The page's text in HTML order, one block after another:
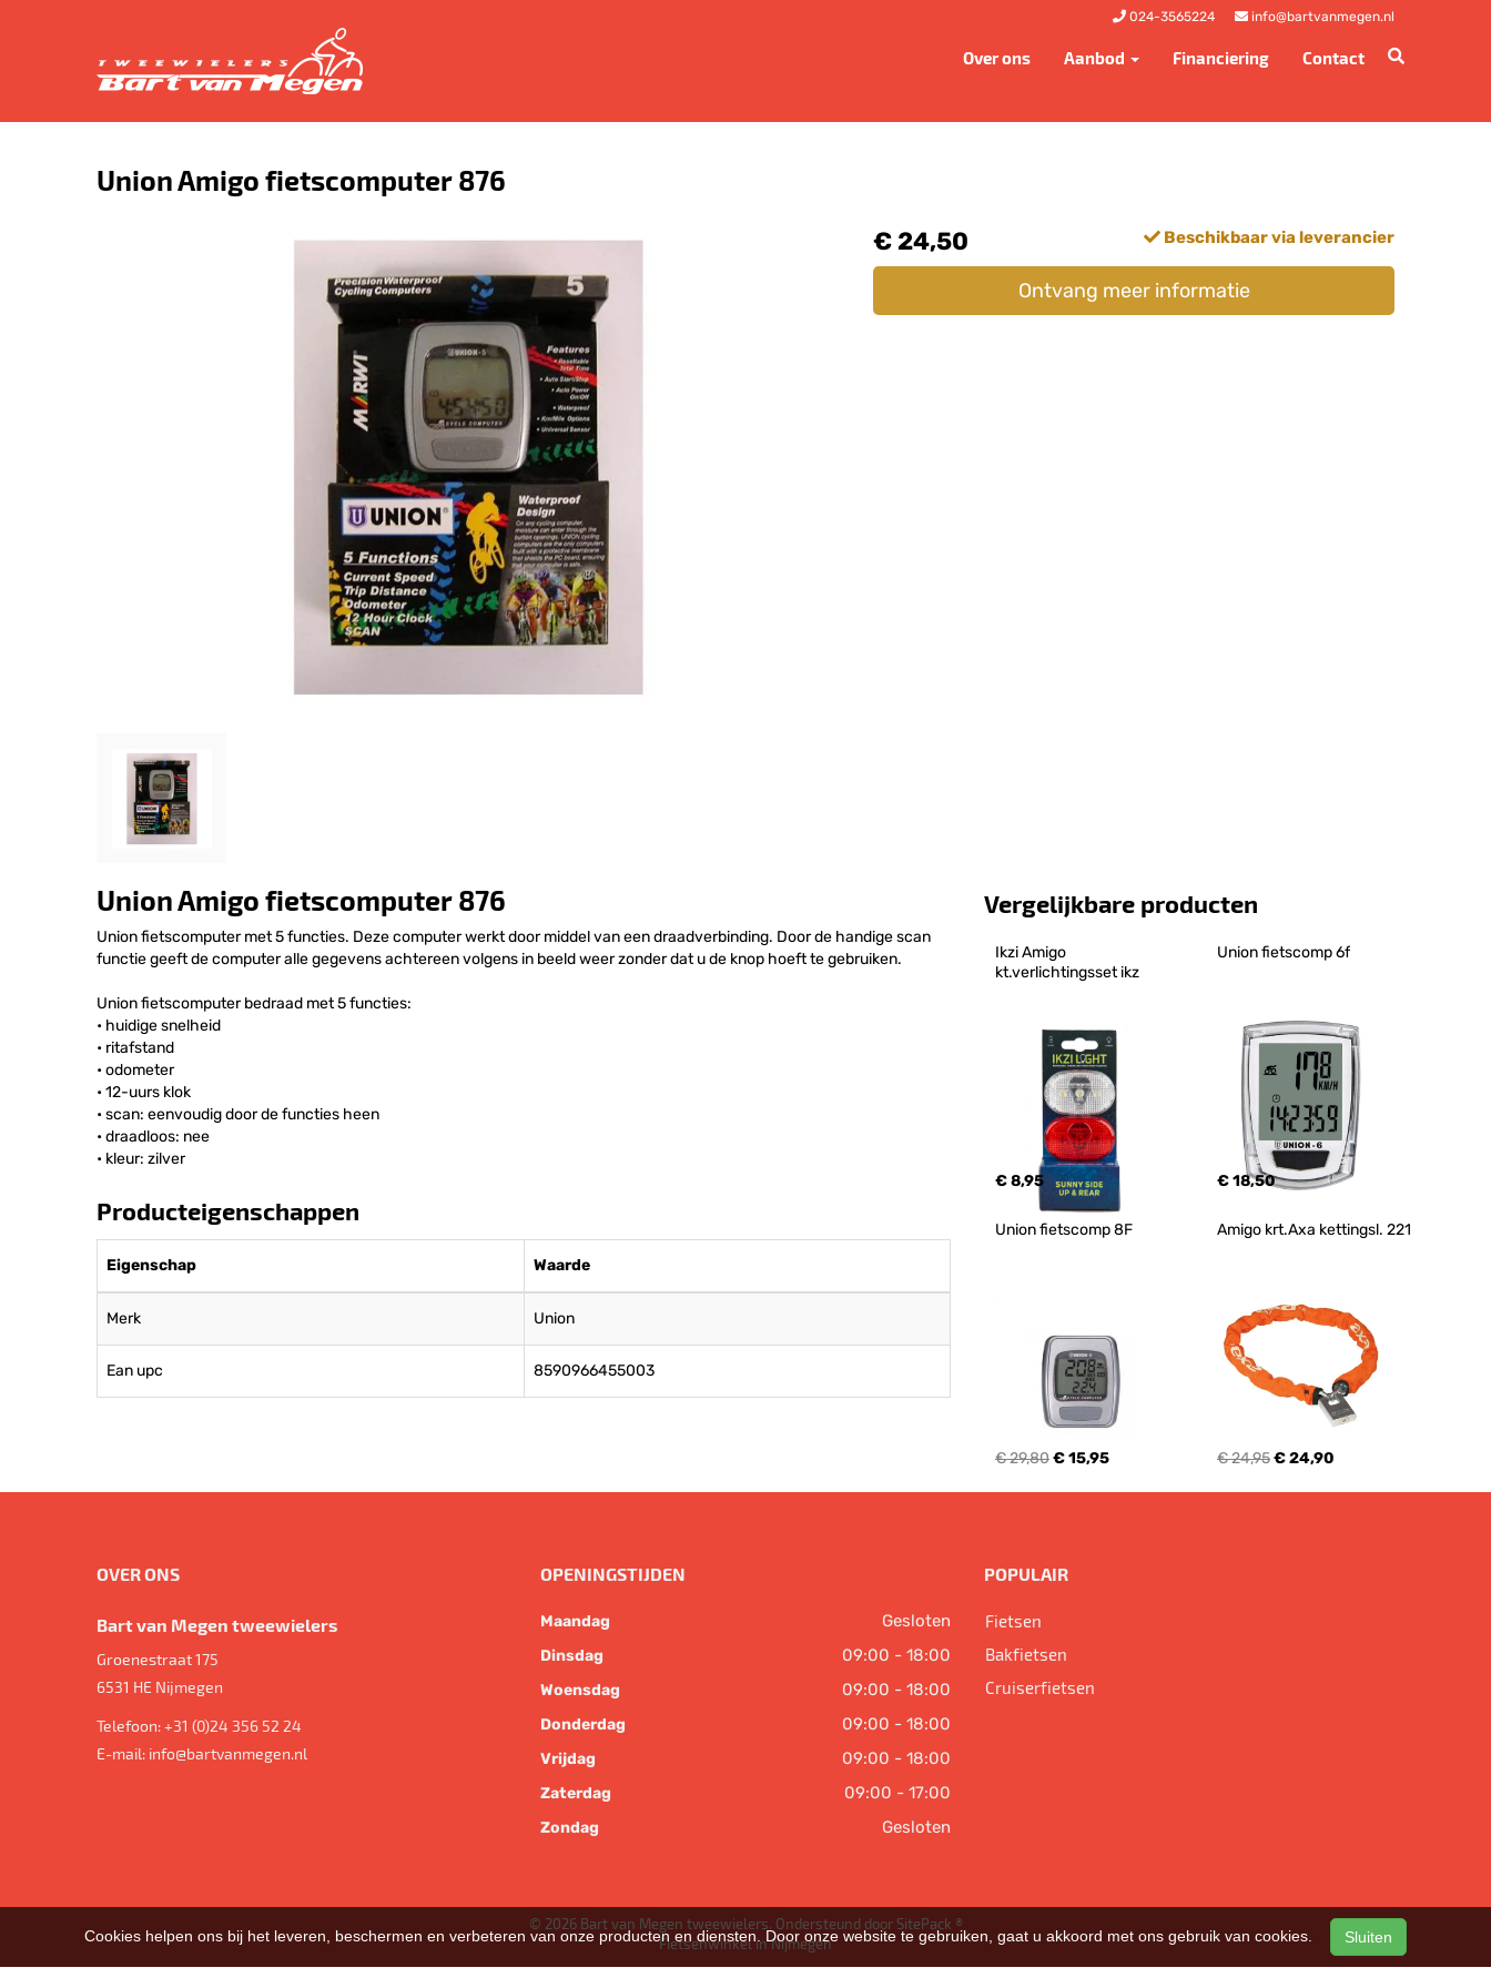
024-3565224 info@bartvanmegen.nl
Over ons Aanbod Financiering Contact
Union Amigo fietscomputer 876
€ 24,50 Beschikbaar via leverancier
Ontvang meer informatie
Union Amigo fietscomputer 876
Union fietscomputer met 5 functies. Deze computer werkt door middel van een draadverbinding. Door de handige scan
functie geeft de computer alle gegevens achtereen volgens in beeld weer zonder dat u de knop hoeft te gebruiken.
Union fietscomputer bedraad met 5 functies:
• huidige snelheid
• ritafstand
• odometer
• 12-uurs klok
• scan: eenvoudig door de functies heen
• draadloos: nee
• kleur: zilver
Producteigenschappen
Eigenschap Waarde
Merk Union
Ean upc 8590966455003
Vergelijkbare producten
Ikzi Amigo
kt.verlichtingsset ikz
€ 8,95
Union fietscomp 6f
€ 18,50
Union fietscomp 8F
€ 29,80€ 15,95
Amigo krt.Axa kettingsl. 221
€ 24,95€ 24,90
OVER ONS
Bart van Megen tweewielers
Groenestraat 175
6531 HE Nijmegen
Telefoon:+31 (0)24 356 52 24
E-mail: info@bartvanmegen.nl
OPENINGSTIJDEN
Maandag Gesloten
Dinsdag 09:00 - 18:00
Woensdag 09:00 - 18:00
Donderdag 09:00 - 18:00
Vrijdag 09:00 - 18:00
Zaterdag 09:00 - 17:00
Zondag Gesloten
POPULAIR
Fietsen
Bakfietsen
Cruiserfietsen
© 2026 Bart van Megen tweewielers. Ondersteund door SitePack ®
Fietsenwinkel in Nijmegen
Cookies helpen ons bij het leveren, beschermen en verbeteren van onze producten en diensten. Door onze website te gebruiken, gaat u akkoord met ons gebruik van cookies. Sluiten